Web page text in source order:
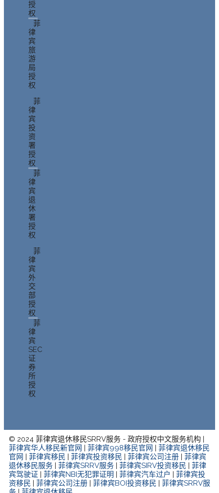
授
权
菲
律
宾
旅
游
局
授
权
菲
律
宾
投
资
署
授
权
菲
律
宾
退
休
署
授
权
菲
律
宾
外
交
部
授
权
菲
律
宾
SEC
证
券
所
授
权
© 2024 菲律宾退休移民SRRV服务 - 政府授权中文服务机构 |
菲律宾华人移民新官网
菲律宾998移民官网
菲律宾退休移民
官网
菲律宾移民 菲律宾投资移民 菲律宾公司注册
菲律宾
退休移民服务
菲律宾SRRV服务 菲律宾SIRV投资移民
菲律
宾驾驶证
菲律宾NBI无犯罪证明 菲律宾汽车过户
菲律宾投
资移民
菲律宾公司注册 菲律宾BOI投资移民
菲律宾SRRV服